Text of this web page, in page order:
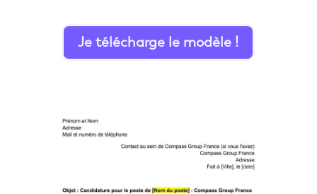
Je télécharge le modèle !